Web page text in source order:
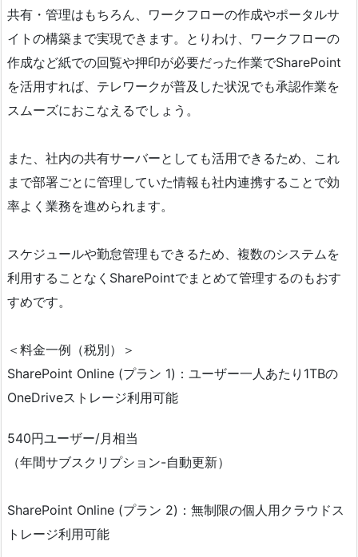
共有・管理はもちろん、ワークフローの作成やポータルサ
イトの構築まで実現できます。とりわけ、ワークフローの
作成など紙での回覧や押印が必要だった作業でSharePoint
を活用すれば、テレワークが普及した状況でも承認作業を
スムーズにおこなえるでしょう。
また、社内の共有サーバーとしても活用できるため、これ
まで部署ごとに管理していた情報も社内連携することで効
率よく業務を進められます。
スケジュールや勤怠管理もできるため、複数のシステムを
利用することなくSharePointでまとめて管理するのもおす
すめです。
＜料金一例（税別）＞
SharePoint Online (プラン 1)：ユーザー一人あたり1TBの
OneDriveストレージ利用可能
540円ユーザー/月相当
（年間サブスクリプション-自動更新）
SharePoint Online (プラン 2)：無制限の個人用クラウドス
トレージ利用可能